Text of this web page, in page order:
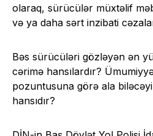
olaraq, sürücülər müxtəlif
və ya daha sərt inzibati
Bəs sürücüləri gözləyən ən
cərimə hansılardır?
pozuntusuna görə ala
hansıdır?